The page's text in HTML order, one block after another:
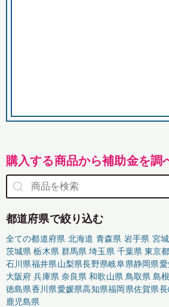
購入する商品から補助金を調
都道府県で絞り込む
全ての都道府県 北海道 青森県 岩手県 宮
茨城県 栃木県 群馬県 埼玉県 千葉県 東京都
石川県福井県山梨県長野県岐阜県静岡県
大阪府 兵庫県 奈良県 和歌山県 鳥取県 島
徳島県香川県愛媛県高知県福岡県佐賀県
鹿児島県